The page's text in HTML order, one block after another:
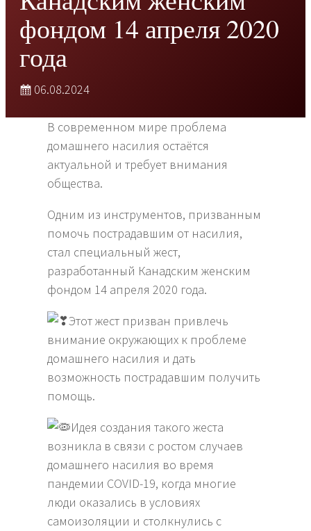
фондом 14 апреля 2020
года
06.08.2024
В современном мире проблема
домашнего насилия остаётся
актуальной и требует внимания
общества.
Одним из инструментов, призванным
помочь пострадавшим от насилия,
стал специальный жест,
разработанный Канадским женским
фондом 14 апреля 2020 года.
Этот жест призван привлечь
внимание окружающих к проблеме
домашнего насилия и дать
возможность пострадавшим получить
помощь.
Идея создания такого жеста
возникла в связи с ростом случаев
домашнего насилия во время
пандемии COVID-19, когда многие
люди оказались в условиях
самоизоляции и столкнулись с